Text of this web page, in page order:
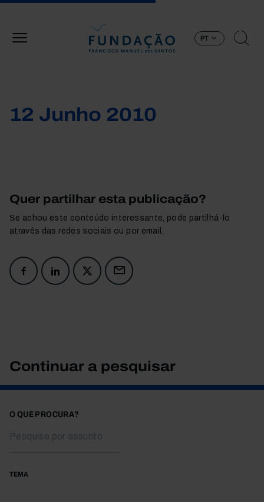
PT
12 Junho 2010
Quer partilhar esta publicação?
Se achou este conteúdo interessante, pode partilhá-lo
através das redes sociais ou por email.
Continuar a pesquisar
O QUE PROCURA?
TEMA